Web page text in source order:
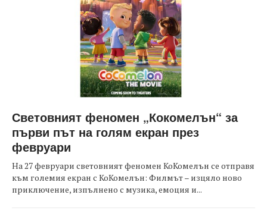
Световният феномен „Кокомелън“ за
първи път на голям екран през
февруари
На 27 февруари световният феномен КоКомелън се отправя
към големия екран с КоКомелън: Филмът – изцяло ново
приключение, изпълнено с музика, емоция и...